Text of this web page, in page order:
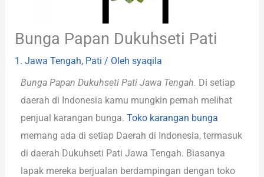
Bunga Papan Dukuhseti Pati
1. Jawa Tengah, Pati / Olehsyaqila
Bunga Papan Dukuhseti Pati Jawa Tengah. Di setiap
daerah di Indonesia kamu mungkin pernah melihat
penjual karangan bunga. Toko karangan bunga
memang ada di setiap Daerah di Indonesia, termasuk
di daerah Dukuhseti Pati Jawa Tengah. Biasanya
lapak mereka berjualan berdampingan dengan toko